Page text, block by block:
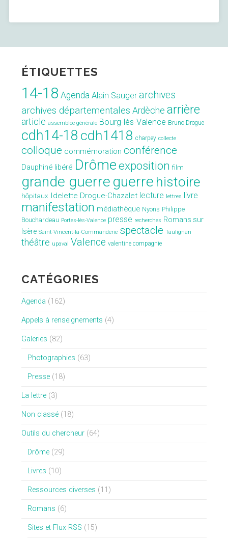
ÉTIQUETTES
14-18 Agenda Alain Sauger archives
archives départementales Ardèche arrière
article assemblée générale Bourg-lès-Valence Bruno Drogue
cdh14-18 cdh1418 charpey collecte
colloque commémoration conférence
Dauphiné libéré Drômeexposition film
grande guerre guerre histoire
hôpitaux Idelette Drogue-Chazalet lecture lettres livre
manifestation médiathèque Nyons Philippe
Bouchardeau Portes-lès-Valence presse recherches Romans sur
Isère Saint-Vincent-la-Commanderie spectacle Taulignan
théâtre upaval Valence valentine compagnie
CATÉGORIES
Agenda (162)
Appels à renseignements (4)
Galeries (82)
Photographies (63)
Presse(18)
La lettre(3)
Non classé(18)
Outils du chercheur(64)
Drôme(29)
Livres (10)
Ressources diverses (11)
Romans (6)
Sites et Flux RSS (15)